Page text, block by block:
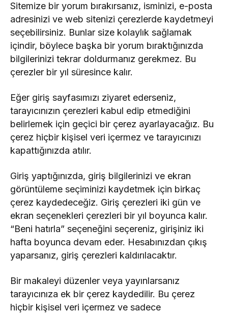
Sitemize bir yorum bırakırsanız, isminizi, e-posta
adresinizi ve web sitenizi çerezlerde kaydetmeyi
seçebilirsiniz. Bunlar size kolaylık sağlamak
içindir, böylece başka bir yorum bıraktığınızda
bilgilerinizi tekrar doldurmanız gerekmez. Bu
çerezler bir yıl süresince kalır.
Eğer giriş sayfasımızı ziyaret ederseniz,
tarayıcınızın çerezleri kabul edip etmediğini
belirlemek için geçici bir çerez ayarlayacağız. Bu
çerez hiçbir kişisel veri içermez ve tarayıcınızı
kapattığınızda atılır.
Giriş yaptığınızda, giriş bilgilerinizi ve ekran
görüntüleme seçiminizi kaydetmek için birkaç
çerez kaydedeceğiz. Giriş çerezleri iki gün ve
ekran seçenekleri çerezleri bir yıl boyunca kalır.
“Beni hatırla” seçeneğini seçereniz, girişiniz iki
hafta boyunca devam eder. Hesabınızdan çıkış
yaparsanız, giriş çerezleri kaldırılacaktır.
Bir makaleyi düzenler veya yayınlarsanız
tarayıcınıza ek bir çerez kaydedilir. Bu çerez
hiçbir kişisel veri içermez ve sadece